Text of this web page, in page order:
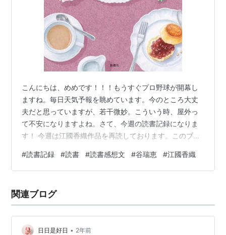
こんにちは、めめです！！！もうすぐプロ野球が開幕し
ますね。毎日天気予報を眺めています。今のところ大丈
夫だと思っていますが、若干微妙。こういう時、屋外っ
て不安になりますよね。さて、今週の読書記録になりま
す！ 今週は江國香織作品を再読しております。このブロ
かもしれません。江國香織作品読みながら、でもミステ
リーを愛し、ネトフリで殺し屋の話を見ているんですよ
圭吾、コナン、金田一少年の事件簿をひたすら読んでい
たら「あいつはいつかやる」と言われました。 1.小公女
#読書記録 #読書 #読書感想文 #谷瑞恵 #江國香織
関連ブログ
日日是好日 • 2年前